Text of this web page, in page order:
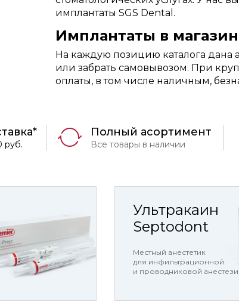
имплантаты SGS Dental.
Имплантаты в
На каждую позицию каталога дана
или забрать самовывозом. При
оплаты, в том числе наличным,
руб.
Полный асортимент
Все товары в наличии
Ультракаин
Septodont
Местный анестетик
для инфильтрационной
и проводниковой